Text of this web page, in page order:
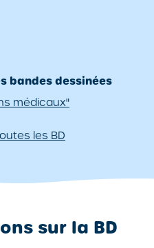
bandes dessinées
médicaux"
les BD
sur la BD